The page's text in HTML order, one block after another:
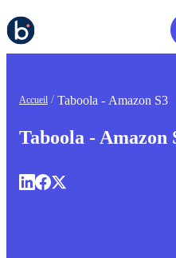
Accueil Taboola - Amazon S3
Taboola - Amazon